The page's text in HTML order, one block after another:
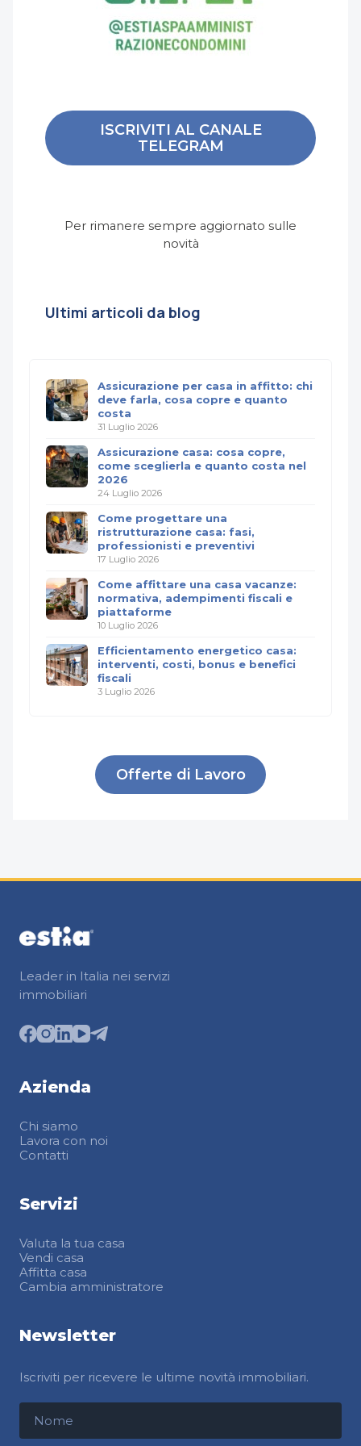
ISCRIVITI AL CANALE
TELEGRAM
Per rimanere sempre aggiornato sulle
novità
Ultimi articoli da blog
Assicurazione per casa in affitto: chi
deve farla, cosa copre e quanto
costa
31 Luglio 2026
Assicurazione casa: cosa copre,
come sceglierla e quanto costa nel
2026
24 Luglio 2026
Come progettare una
ristrutturazione casa: fasi,
professionisti e preventivi
17 Luglio 2026
Come affittare una casa vacanze:
normativa, adempimenti fiscali e
piattaforme
10 Luglio 2026
Efficientamento energetico casa:
interventi, costi, bonus e benefici
fiscali
3 Luglio 2026
Offerte di Lavoro
Leader in Italia nei servizi
immobiliari
Azienda
Chi siamo
Lavora con noi
Contatti
Servizi
Valuta la tua casa
Vendi casa
Affitta casa
Cambia amministratore
Newsletter
Iscriviti per ricevere le ultime novità immobiliari.
Nome